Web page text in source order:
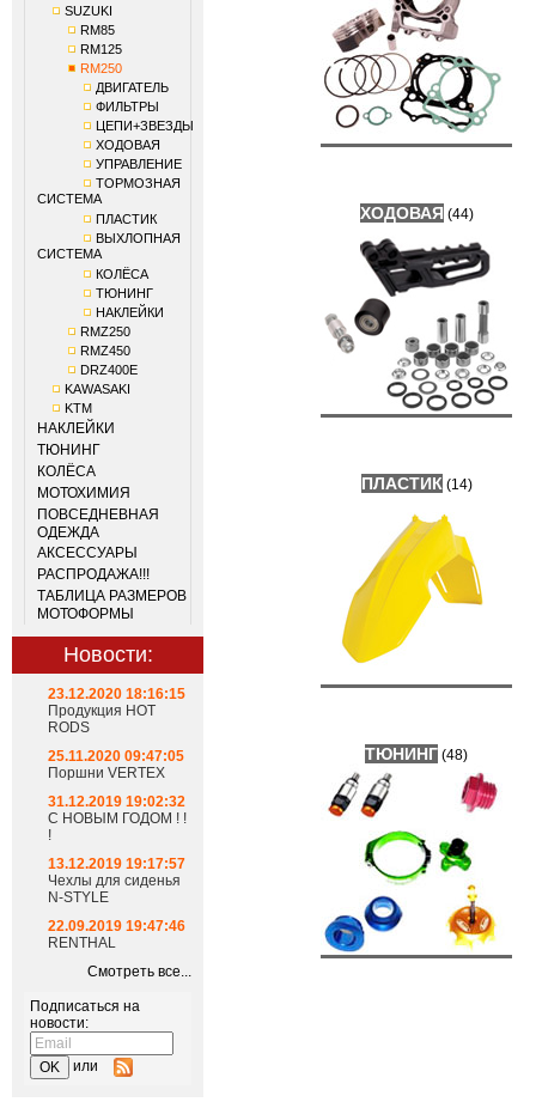
SUZUKI
RM85
RM125
RM250
ДВИГАТЕЛЬ
ФИЛЬТРЫ
ЦЕПИ+ЗВЕЗДЫ
ХОДОВАЯ
УПРАВЛЕНИЕ
ТОРМОЗНАЯ
СИСТЕМА
ПЛАСТИК
ВЫХЛОПНАЯ
СИСТЕМА
КОЛЁСА
ТЮНИНГ
НАКЛЕЙКИ
RMZ250
RMZ450
DRZ400E
KAWASAKI
KTM
НАКЛЕЙКИ
ТЮНИНГ
КОЛЁСА
МОТОХИМИЯ
ПОВСЕДНЕВНАЯ
ОДЕЖДА
АКСЕССУАРЫ
РАСПРОДАЖА!!!
ТАБЛИЦА РАЗМЕРОВ
МОТОФОРМЫ
Новости:
23.12.2020 18:16:15
Продукция HOT
RODS
25.11.2020 09:47:05
Поршни VERTEX
31.12.2019 19:02:32
С НОВЫМ ГОДОМ ! !
!
13.12.2019 19:17:57
Чехлы для сиденья
N-STYLE
22.09.2019 19:47:46
RENTHAL
Смотреть все...
Подписаться на
новости:
или
ХОДОВАЯ (44)
ПЛАСТИК(14)
ТЮНИНГ (48)